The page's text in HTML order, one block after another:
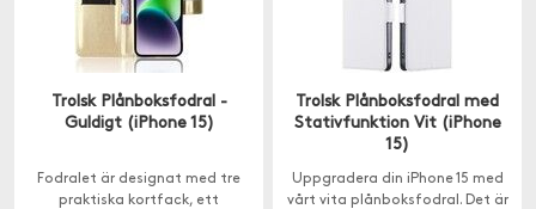
Trolsk Plånboksfodral -
Guldigt (iPhone 15)
Fodralet är designat med tre
praktiska kortfack, ett
Trolsk Plånboksfodral med
Stativfunktion Vit (iPhone
15)
Uppgradera din iPhone 15 med
vårt vita plånboksfodral. Det är